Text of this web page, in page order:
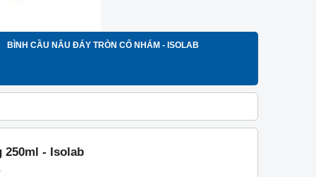
BÌNH CẦU NÂU ĐÁY TRÒN CỔ NHÁM - ISOLAB
250ml - Isolab